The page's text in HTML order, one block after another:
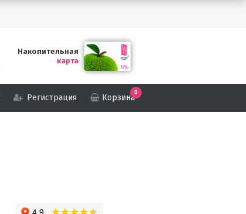
Накопительная
карта
Регистрация Корзина
0